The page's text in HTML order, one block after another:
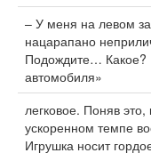
– У меня на левом
нацарапано
Подождите…
автомобиля»
легковое. Поняв
ускоренном темпе
Игрушка носит